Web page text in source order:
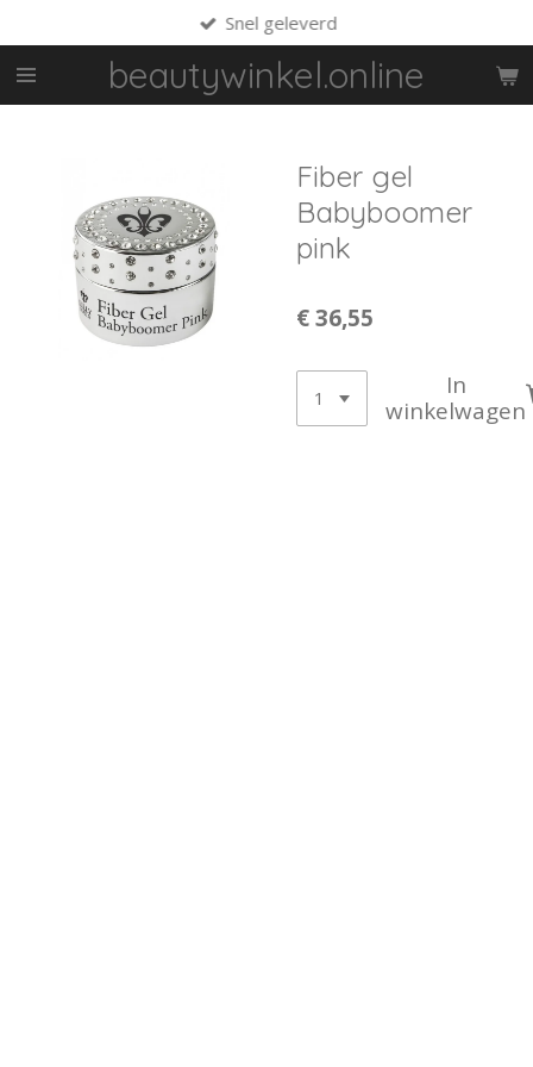
direct
naar
de
beautywinkel.online
Snel geleverd
Fiber gel
Babyboomer
pink
€ 36,55
In
winkelwagen